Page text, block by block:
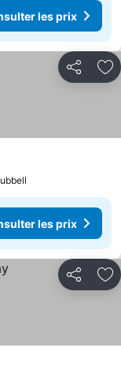
les prix
Partager
les prix
Partager